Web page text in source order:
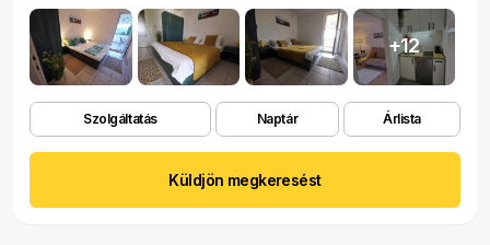
+12
Szolgáltatás Naptár Árlista
Küldjön megkeresést